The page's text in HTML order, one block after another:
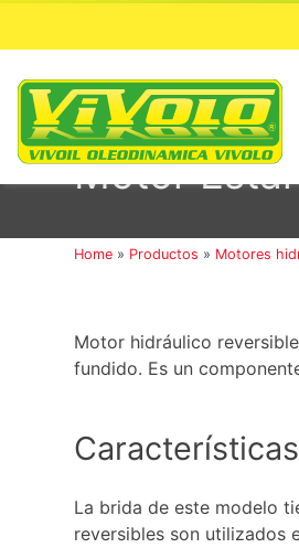
contenidoMotor
Home » Productos » Motores
Motor hidráulico
fundido. Es un
La brida de este modelo
reversibles son utilizados